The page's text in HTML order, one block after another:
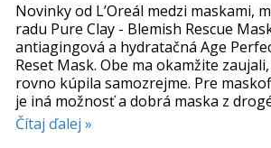
Novinky od L’Oreál medzi maskami,
radu Pure Clay - Blemish Rescue
antiagingová a hydratačná Age
Reset Mask. Obe ma okamžite
rovno kúpila samozrejme. Pre
je iná možnosť a dobrá maska z
Čítaj ďalej »